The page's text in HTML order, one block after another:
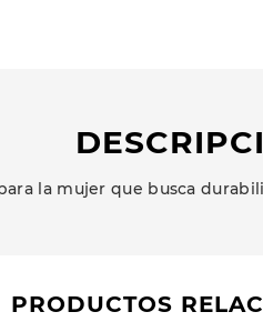
la mujer que busca
PRODUCTOS